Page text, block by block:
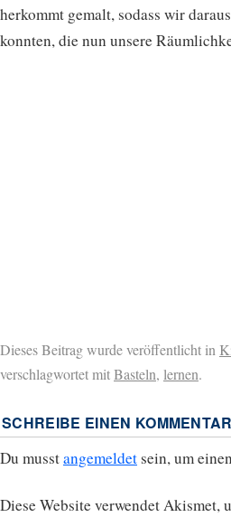
herkommt gemalt, sodass wir
konnten, die nun unsere
Dieses Beitrag wurde veröffentlicht in
verschlagwortet mitBasteln, lernen.
SCHREIBE EINEN KOMMENTAR
Du musstangemeldet sein, um
Diese Website verwendet Akismet,